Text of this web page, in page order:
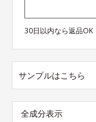
30日以内なら返品OK
サンプルはこちら
全成分表示